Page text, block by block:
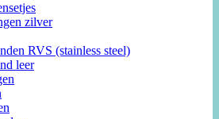
zilver
RVS (stainless steel)
leer